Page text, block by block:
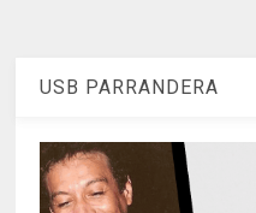
USB PARRANDERA